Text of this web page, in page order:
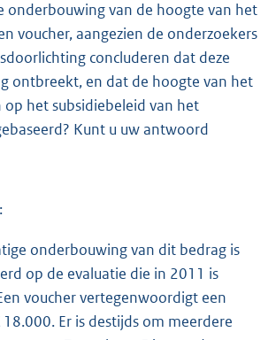
onderbouwing van de hoogte van het
voucher, aangezien de onderzoekers
concluderen dat deze
ontbreekt, en dat de hoogte van het
op het subsidiebeleid van het
Kunt u uw antwoord
onderbouwing van dit bedrag is
op de evaluatie die in 2011 is
voucher vertegenwoordigt een
Er is destijds om meerdere